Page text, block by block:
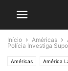
Início Américas
Polícia Investiga
Américas América